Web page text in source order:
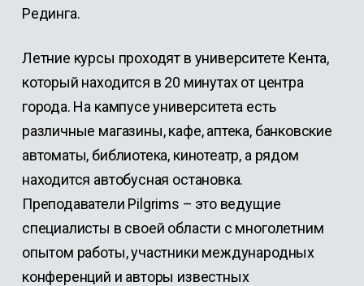
Рединга.
Летние курсы проходят в университете Кента,
который находится в 20 минутах от центра
города. На кампусе университета есть
различные магазины, кафе, аптека, банковские
автоматы, библиотека, кинотеатр, а рядом
находится автобусная остановка.
Преподаватели Pilgrims – это ведущие
специалисты в своей области с многолетним
опытом работы, участники международных
конференций и авторы известных